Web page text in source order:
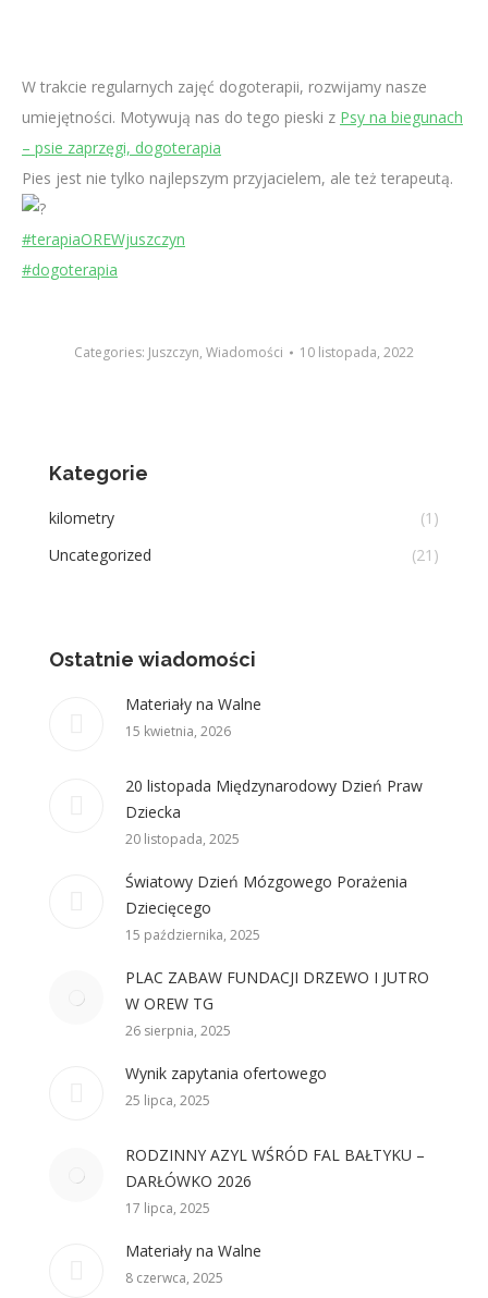
W trakcie regularnych zajęć dogoterapii, rozwijamy nasze
umiejętności. Motywują nas do tego pieski z Psy na biegunach
– psie zaprzęgi, dogoterapia
Pies jest nie tylko najlepszym przyjacielem, ale też terapeutą.
#terapiaOREWjuszczyn
#dogoterapia
Categories: Juszczyn, Wiadomości 10 listopada, 2022
Kategorie
kilometry
(1)
Uncategorized
(21)
Ostatnie wiadomości
Materiały na Walne
15 kwietnia, 2026
20 listopada Międzynarodowy Dzień Praw
Dziecka
20 listopada, 2025
Światowy Dzień Mózgowego Porażenia
Dziecięcego
15 października, 2025
PLAC ZABAW FUNDACJI DRZEWO I JUTRO
W OREW TG
26 sierpnia, 2025
Wynik zapytania ofertowego
25 lipca, 2025
RODZINNY AZYL WŚRÓD FAL BAŁTYKU –
DARŁÓWKO 2026
17 lipca, 2025
Materiały na Walne
8 czerwca, 2025